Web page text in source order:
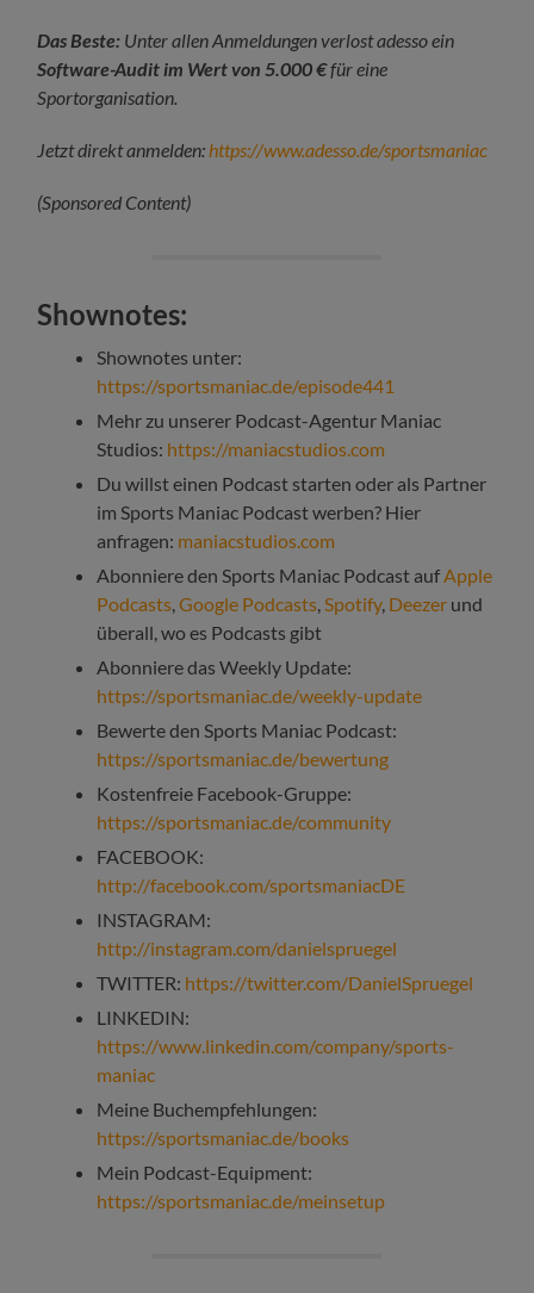
Das Beste: Unter allen Anmeldungen verlost adesso ein
Software-Audit im Wert von 5.000 €für eine
Sportorganisation.
Jetzt direkt anmelden: https://www.adesso.de/sportsmaniac
(Sponsored Content)
Shownotes:
Shownotes unter:
https://sportsmaniac.de/episode441
Mehr zu unserer Podcast-Agentur Maniac
Studios: https://maniacstudios.com
Du willst einen Podcast starten oder als Partner
im Sports Maniac Podcast werben? Hier
anfragen: maniacstudios.com
Abonniere den Sports Maniac Podcast auf Apple
Podcasts ,Google Podcasts Spotify, Deezer und
überall, wo es Podcasts gibt
Abonniere das Weekly Update:
https://sportsmaniac.de/weekly-update
Bewerte den Sports Maniac Podcast:
https://sportsmaniac.de/bewertung
Kostenfreie Facebook-Gruppe:
https://sportsmaniac.de/community
FACEBOOK:
http://facebook.com/sportsmaniacDE
INSTAGRAM:
http://instagram.com/danielspruegel
TWITTER: https://twitter.com/DanielSpruegel
LINKEDIN:
https://www.linkedin.com/company/sports-
maniac
Meine Buchempfehlungen:
https://sportsmaniac.de/books
Mein Podcast-Equipment:
https://sportsmaniac.de/meinsetup